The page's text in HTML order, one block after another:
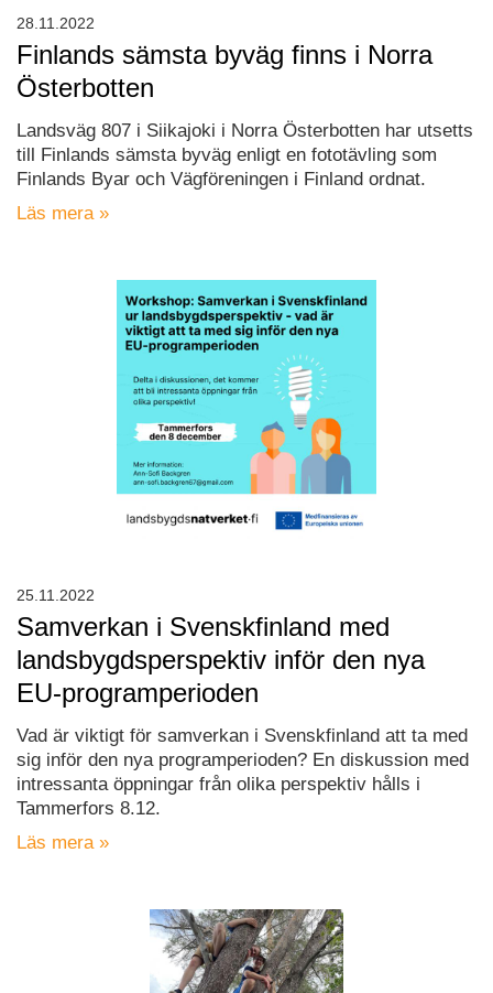
Finlands sämsta byväg finns i Norra
Österbotten
Landsväg 807 i Siikajoki i Norra Österbotten har utsetts
till Finlands sämsta byväg enligt en fototävling som
Finlands Byar och Vägföreningen i Finland ordnat.
Läs mera »
28.11.2022
Samverkan i Svenskfinland med
landsbygdsperspektiv inför den nya
EU-programperioden
Vad är viktigt för samverkan i Svenskfinland att ta med
sig inför den nya programperioden? En diskussion med
intressanta öppningar från olika perspektiv hålls i
Tammerfors 8.12.
Läs mera »
25.11.2022